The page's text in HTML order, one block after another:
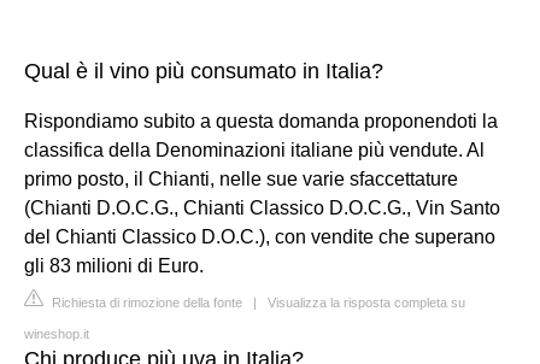
Qual è il vino più consumato in Italia?
Rispondiamo subito a questa domanda proponendoti la
classifica della Denominazioni italiane più vendute. Al
primo posto, il Chianti, nelle sue varie sfaccettature
(Chianti D.O.C.G., Chianti Classico D.O.C.G., Vin Santo
del Chianti Classico D.O.C.), con vendite che superano
gli 83 milioni di Euro.
Richiesta di rimozione della fonte | Visualizza la risposta completa su
wineshop.it
Chi produce più uva in Italia?